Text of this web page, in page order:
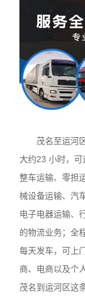
茂名至运河区
大约23 小时，可
整车运输、零担
械设备运输、汽
电子电器运输、
的物流业务；全
每天发车，可上
商、电商以及个
茂名到运河区这